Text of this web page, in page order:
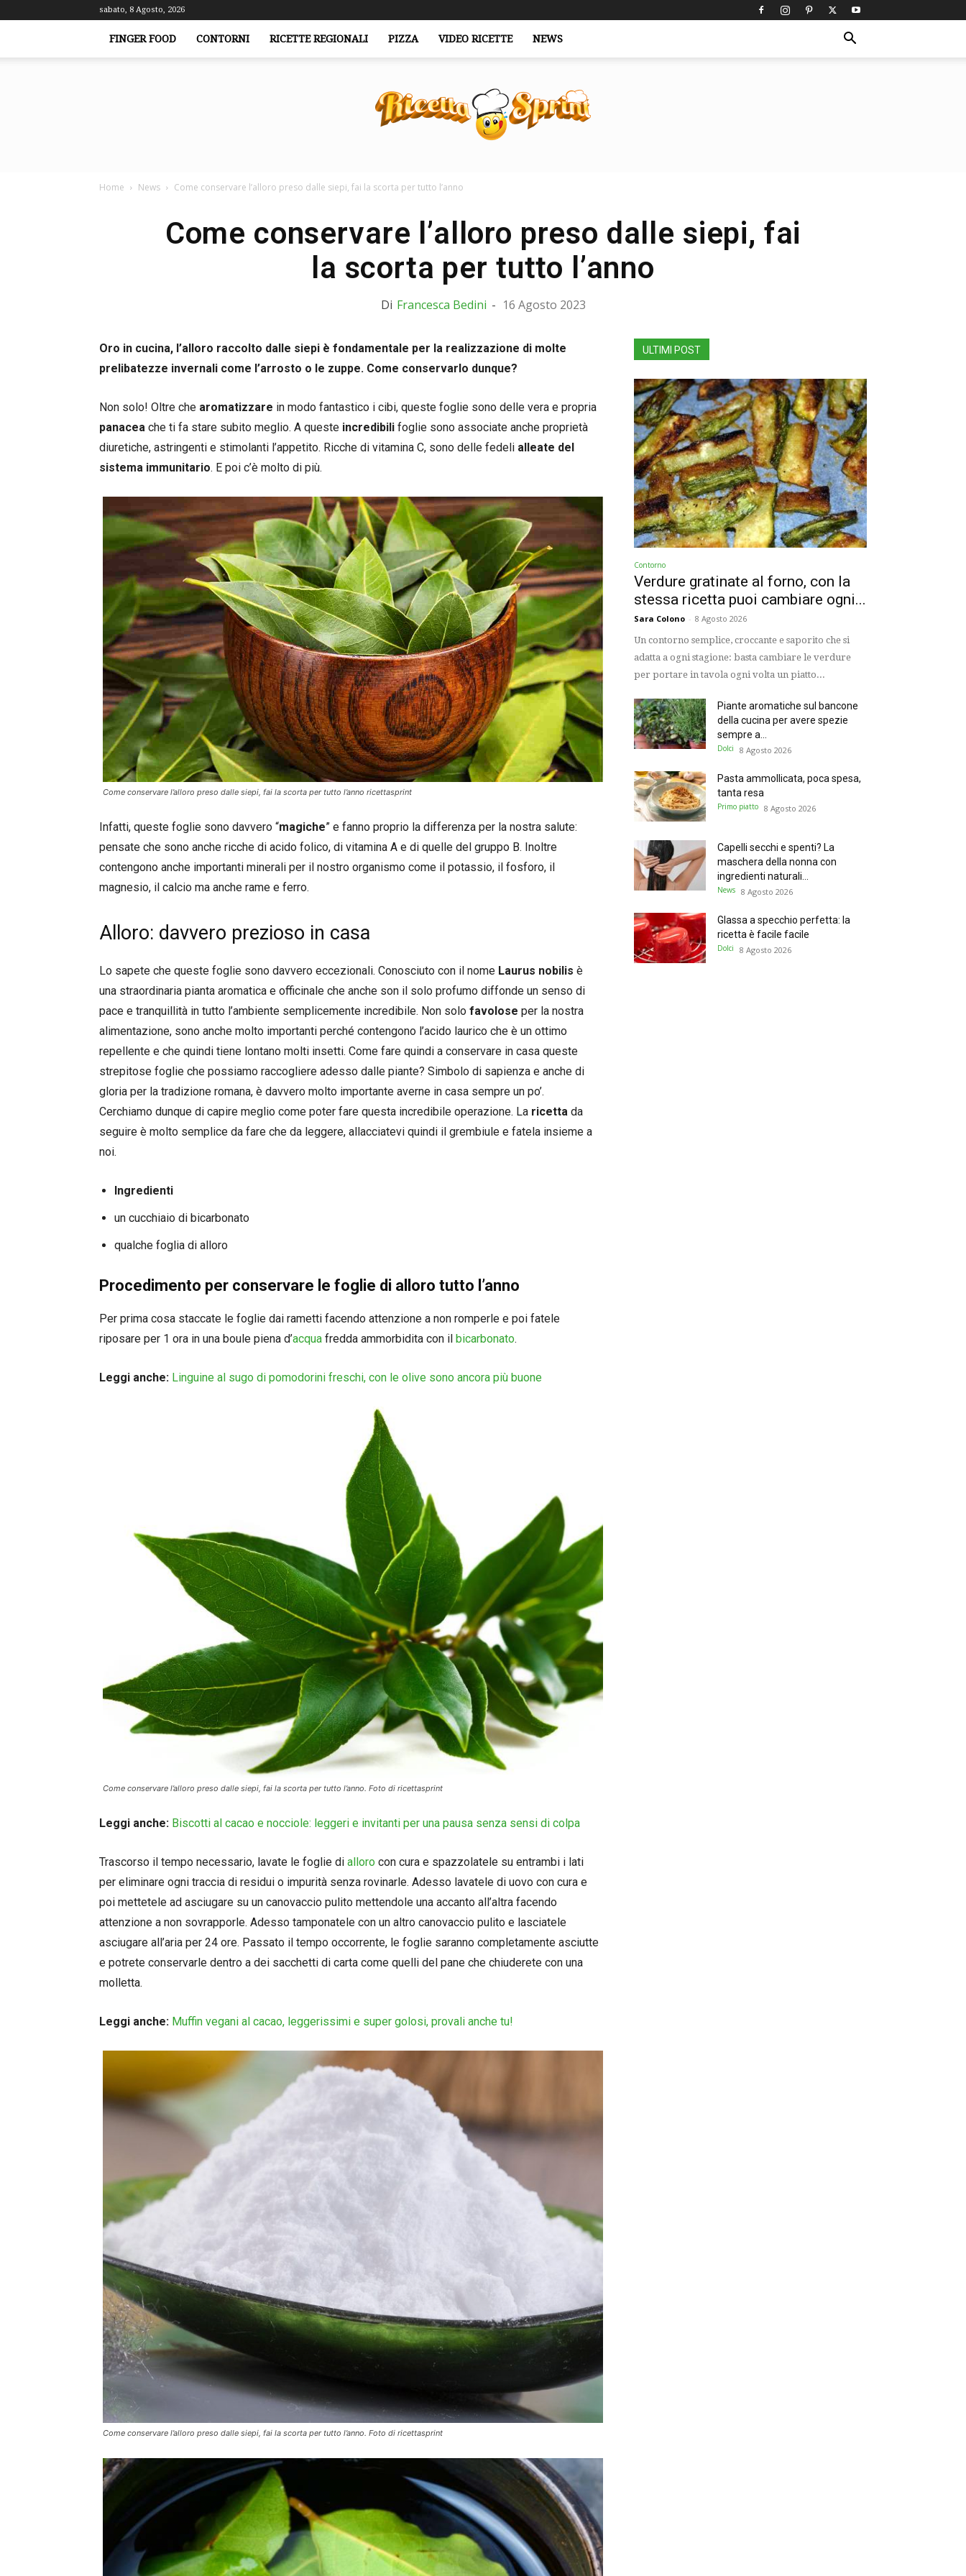
sabato, 8 Agosto, 2026
FINGER FOOD CONTORNI RICETTE REGIONALI PIZZA VIDEO RICETTE NEWS
Home News Come conservare l’alloro preso dalle siepi, fai la scorta per tutto l’anno
Come conservare l’alloro preso dalle siepi, fai
la scorta per tutto l’anno
Di Francesca Bedini - 16 Agosto 2023
Oro in cucina, l’alloro raccolto dalle siepi è fondamentale per la realizzazione di molte
prelibatezze invernali come l’arrosto o le zuppe. Come conservarlo dunque?
Non solo! Oltre che aromatizzare in modo fantastico i cibi, queste foglie sono delle vera e propria
panacea che ti fa stare subito meglio. A queste incredibili foglie sono associate anche proprietà
diuretiche, astringenti e stimolanti l’appetito. Ricche di vitamina C, sono delle fedeli alleate del
sistema immunitario. E poi c’è molto di più.
Come conservare l’alloro preso dalle siepi, fai la scorta per tutto l’anno ricettasprint
Infatti, queste foglie sono davvero “magiche” e fanno proprio la differenza per la nostra salute:
pensate che sono anche ricche di acido folico, di vitamina A e di quelle del gruppo B. Inoltre
contengono anche importanti minerali per il nostro organismo come il potassio, il fosforo, il
magnesio, il calcio ma anche rame e ferro.
Alloro: davvero prezioso in casa
Lo sapete che queste foglie sono davvero eccezionali. Conosciuto con il nome Laurus nobilis è
una straordinaria pianta aromatica e officinale che anche son il solo profumo diffonde un senso di
pace e tranquillità in tutto l’ambiente semplicemente incredibile. Non solo favolose per la nostra
alimentazione, sono anche molto importanti perché contengono l’acido laurico che è un ottimo
repellente e che quindi tiene lontano molti insetti. Come fare quindi a conservare in casa queste
strepitose foglie che possiamo raccogliere adesso dalle piante? Simbolo di sapienza e anche di
gloria per la tradizione romana, è davvero molto importante averne in casa sempre un po’.
Cerchiamo dunque di capire meglio come poter fare questa incredibile operazione. La ricetta da
seguire è molto semplice da fare che da leggere, allacciatevi quindi il grembiule e fatela insieme a
noi.
Ingredienti
un cucchiaio di bicarbonato
qualche foglia di alloro
Procedimento per conservare le foglie di alloro tutto l’anno
Per prima cosa staccate le foglie dai rametti facendo attenzione a non romperle e poi fatele
riposare per 1 ora in una boule piena d’acqua fredda ammorbidita con il bicarbonato.
Leggi anche: Linguine al sugo di pomodorini freschi, con le olive sono ancora più buone
Come conservare l’alloro preso dalle siepi, fai la scorta per tutto l’anno. Foto di ricettasprint
Leggi anche: Biscotti al cacao e nocciole: leggeri e invitanti per una pausa senza sensi di colpa
Trascorso il tempo necessario, lavate le foglie di alloro con cura e spazzolatele su entrambi i lati
per eliminare ogni traccia di residui o impurità senza rovinarle. Adesso lavatele di uovo con cura e
poi mettetele ad asciugare su un canovaccio pulito mettendole una accanto all’altra facendo
attenzione a non sovrapporle. Adesso tamponatele con un altro canovaccio pulito e lasciatele
asciugare all’aria per 24 ore. Passato il tempo occorrente, le foglie saranno completamente asciutte
e potrete conservarle dentro a dei sacchetti di carta come quelli del pane che chiuderete con una
molletta.
Leggi anche: Muffin vegani al cacao, leggerissimi e super golosi, provali anche tu!
Come conservare l’alloro preso dalle siepi, fai la scorta per tutto l’anno. Foto di ricettasprint
ULTIMI POST
Contorno
Verdure gratinate al forno, con la
stessa ricetta puoi cambiare ogni...
Sara Colono - 8 Agosto 2026
Un contorno semplice, croccante e saporito che si
adatta a ogni stagione: basta cambiare le verdure
per portare in tavola ogni volta un piatto...
Piante aromatiche sul bancone
della cucina per avere spezie
sempre a...
Dolci 8 Agosto 2026
Pasta ammollicata, poca spesa,
tanta resa
Primo piatto 8 Agosto 2026
Capelli secchi e spenti? La
maschera della nonna con
ingredienti naturali...
News 8 Agosto 2026
Glassa a specchio perfetta: la
ricetta è facile facile
Dolci 8 Agosto 2026